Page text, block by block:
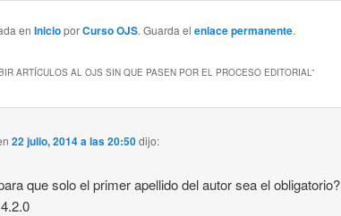
en InicioporCurso OJS. Guarda el enlace permanente.
ARTÍCULOS AL OJS SIN QUE PASEN POR EL PROCESO EDITORIAL ”
22 julio, 2014 a las 20:50dijo:
que solo el primer apellido del autor sea el obligatorio?